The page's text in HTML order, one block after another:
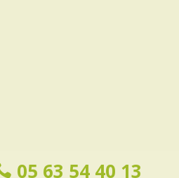
05 63 54 40 13